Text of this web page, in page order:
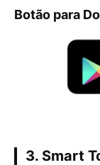
Botão para
3. Smart